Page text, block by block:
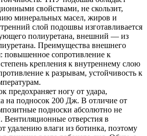
свойствами, не скользит,
минеральных масел, жиров и
слой подошвы изготавливается
полиуретана, внешний — из
Преимущества внешнего
повышенное сопротивление к
крепления к внутреннему слою
к разрывам, устойчивость к
предохраняет ногу от удара,
на подносок 200 Дж. В отличие от
подноски абсолютно не
Вентиляционные отверстия в
удалению влаги из ботинка, поэтому